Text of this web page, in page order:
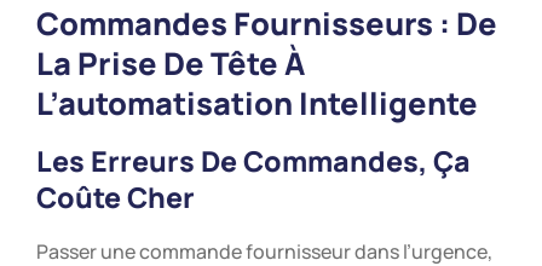
Commandes Fournisseurs : De
La Prise De Tête À
L’automatisation Intelligente
Les Erreurs De Commandes, Ça
Coûte Cher
Passer une commande fournisseur dans l’urgence,